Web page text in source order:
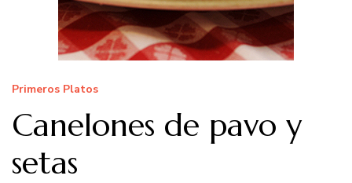
Primeros Platos
Canelones de pavo y
setas